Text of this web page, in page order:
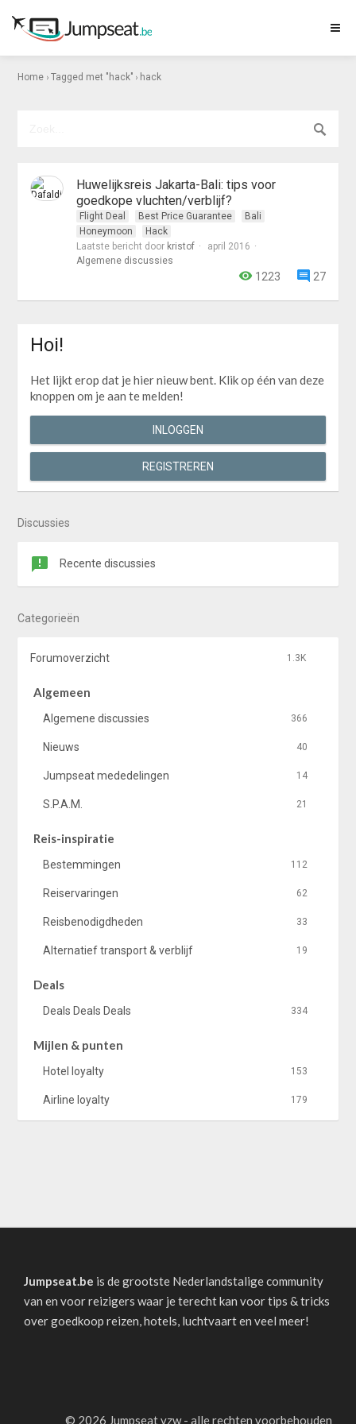
Home › Tagged met "hack" › hack
Huwelijksreis Jakarta-Bali: tips voor
goedkope vluchten/verblijf?
Flight Deal Best Price Guarantee
Bali
Honeymoon
Hack
Laatste bericht door kristof
april 2016
Algemene discussies
27
1223
Hoi!
Het lijkt erop dat je hier nieuw bent. Klik op één van deze
knoppen om je aan te melden!
INLOGGEN
REGISTREREN
Discussies
Recente discussies
Categorieën
1.3K
Forumoverzicht
Algemeen
366
Algemene discussies
40
Nieuws
14
Jumpseat mededelingen
21
S.P.A.M.
Reis-inspiratie
112
Bestemmingen
62
Reiservaringen
33
Reisbenodigdheden
19
Alternatief transport & verblijf
Deals
334
Deals Deals Deals
Mijlen & punten
153
Hotel loyalty
179
Airline loyalty
Jumpseat.be is de grootste Nederlandstalige community
van en voor reizigers waar je terecht kan voor tips & tricks
over goedkoop reizen, hotels, luchtvaart en veel meer!
© 2026 Jumpseat vzw - alle rechten voorbehouden